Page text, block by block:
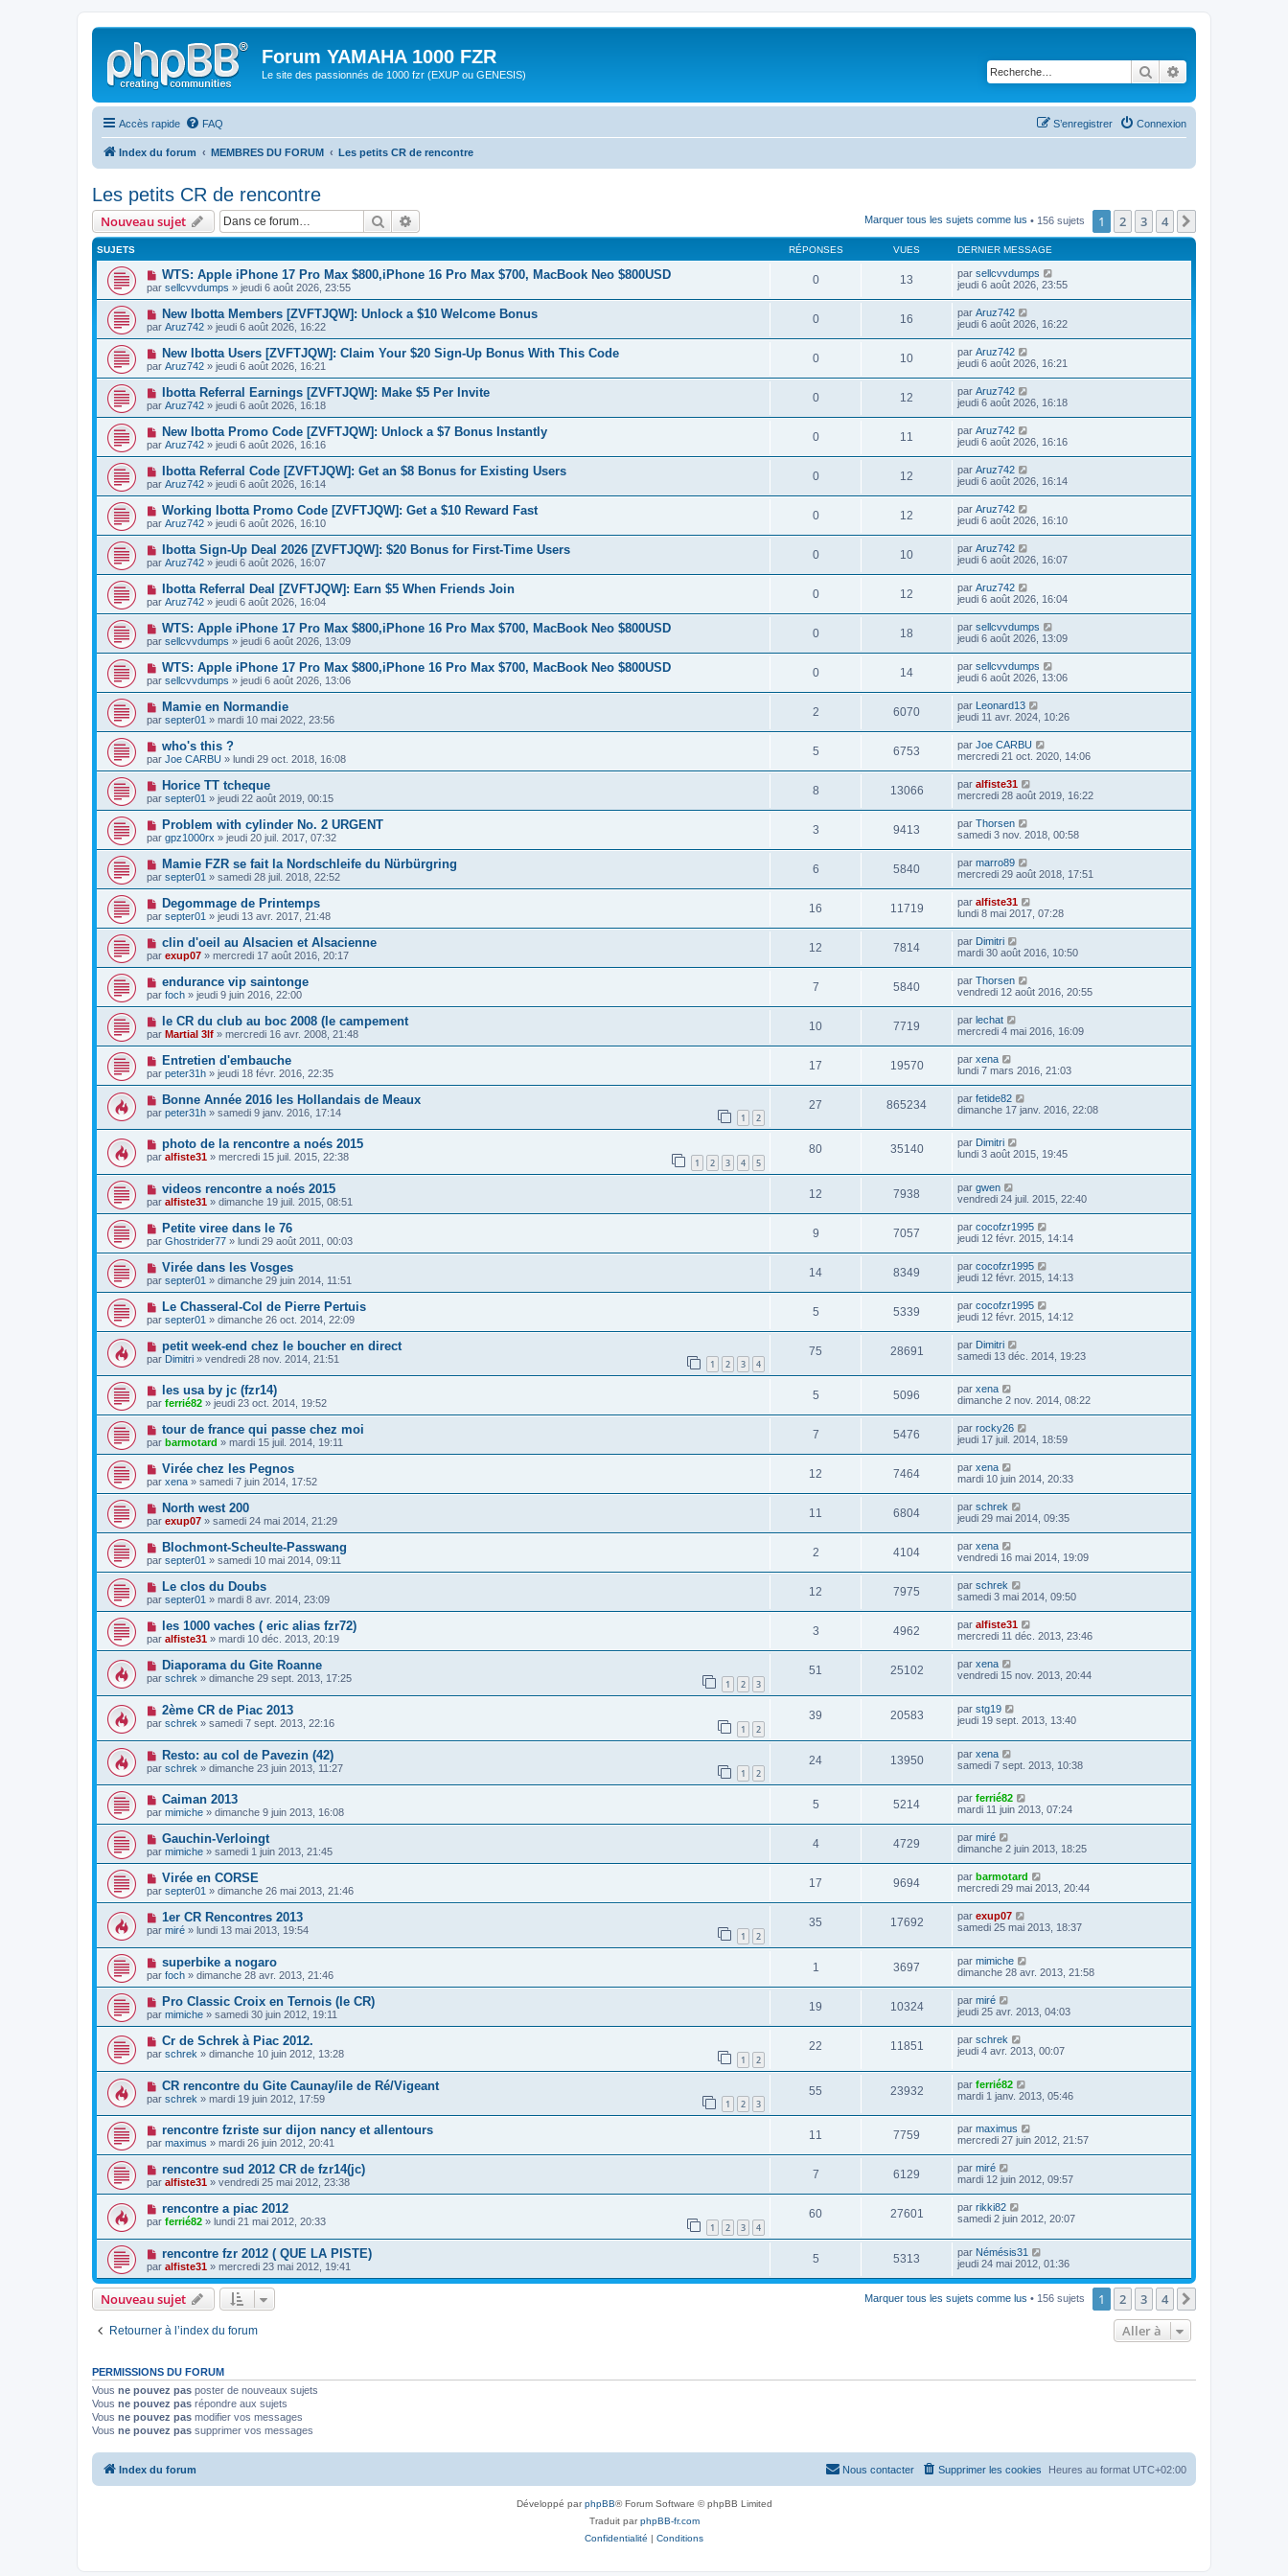
Forum YAMAHA 1000 FZR
Le site des passionnés de 1000 fzr (EXUP ou GENESIS) Rechercher
Accès rapide FAQ Connexion
S’enregistrer
Index du forum MEMBRES DU FORUM Les petits CR de rencontre
Les petits CR de rencontre
Nouveau sujet Rechercher Marquer tous les sujets comme lus • 156 sujets 1 2 3 4
SUJETS RÉPONSES VUES DERNIER MESSAGE
WTS: Apple iPhone 17 Pro Max $800,iPhone 16 Pro Max $700, MacBook Neo $800USD
par sellcvvdumps » jeudi 6 août 2026, 23:55
0 13 par sellcvvdumps
jeudi 6 août 2026, 23:55
New Ibotta Members [ZVFTJQW]: Unlock a $10 Welcome Bonus
par Aruz742 » jeudi 6 août 2026, 16:22
0 16 par Aruz742
jeudi 6 août 2026, 16:22
New Ibotta Users [ZVFTJQW]: Claim Your $20 Sign-Up Bonus With This Code
par Aruz742 » jeudi 6 août 2026, 16:21
0 10 par Aruz742
jeudi 6 août 2026, 16:21
Ibotta Referral Earnings [ZVFTJQW]: Make $5 Per Invite
par Aruz742 » jeudi 6 août 2026, 16:18
0 12 par Aruz742
jeudi 6 août 2026, 16:18
New Ibotta Promo Code [ZVFTJQW]: Unlock a $7 Bonus Instantly
par Aruz742 » jeudi 6 août 2026, 16:16
0 11 par Aruz742
jeudi 6 août 2026, 16:16
Ibotta Referral Code [ZVFTJQW]: Get an $8 Bonus for Existing Users
par Aruz742 » jeudi 6 août 2026, 16:14
0 12 par Aruz742
jeudi 6 août 2026, 16:14
Working Ibotta Promo Code [ZVFTJQW]: Get a $10 Reward Fast
par Aruz742 » jeudi 6 août 2026, 16:10
0 12 par Aruz742
jeudi 6 août 2026, 16:10
Ibotta Sign-Up Deal 2026 [ZVFTJQW]: $20 Bonus for First-Time Users
par Aruz742 » jeudi 6 août 2026, 16:07
0 10 par Aruz742
jeudi 6 août 2026, 16:07
Ibotta Referral Deal [ZVFTJQW]: Earn $5 When Friends Join
par Aruz742 » jeudi 6 août 2026, 16:04
0 12 par Aruz742
jeudi 6 août 2026, 16:04
WTS: Apple iPhone 17 Pro Max $800,iPhone 16 Pro Max $700, MacBook Neo $800USD
par sellcvvdumps » jeudi 6 août 2026, 13:09
0 18 par sellcvvdumps
jeudi 6 août 2026, 13:09
WTS: Apple iPhone 17 Pro Max $800,iPhone 16 Pro Max $700, MacBook Neo $800USD
par sellcvvdumps » jeudi 6 août 2026, 13:06
0 14 par sellcvvdumps
jeudi 6 août 2026, 13:06
Mamie en Normandie
par septer01 » mardi 10 mai 2022, 23:56
2 6070 par Leonard13
jeudi 11 avr. 2024, 10:26
who's this ?
par Joe CARBU » lundi 29 oct. 2018, 16:08
5 6753 par Joe CARBU
mercredi 21 oct. 2020, 14:06
Horice TT tcheque
par septer01 » jeudi 22 août 2019, 00:15
8 13066 par alfiste31
mercredi 28 août 2019, 16:22
Problem with cylinder No. 2 URGENT
par gpz1000rx » jeudi 20 juil. 2017, 07:32
3 9413 par Thorsen
samedi 3 nov. 2018, 00:58
Mamie FZR se fait la Nordschleife du Nürbürgring
par septer01 » samedi 28 juil. 2018, 22:52
6 5840 par marro89
mercredi 29 août 2018, 17:51
Degommage de Printemps
par septer01 » jeudi 13 avr. 2017, 21:48
16 11719 par alfiste31
lundi 8 mai 2017, 07:28
clin d'oeil au Alsacien et Alsacienne
par exup07 » mercredi 17 août 2016, 20:17
12 7814 par Dimitri
mardi 30 août 2016, 10:50
endurance vip saintonge
par foch » jeudi 9 juin 2016, 22:00
7 5840 par Thorsen
vendredi 12 août 2016, 20:55
le CR du club au boc 2008 (le campement
par Martial 3lf » mercredi 16 avr. 2008, 21:48
10 7719 par lechat
mercredi 4 mai 2016, 16:09
Entretien d'embauche
par peter31h » jeudi 18 févr. 2016, 22:35
17 19570 par xena
lundi 7 mars 2016, 21:03
Bonne Année 2016 les Hollandais de Meaux
par peter31h » samedi 9 janv. 2016, 17:14 1 2
27 865234 par fetide82
dimanche 17 janv. 2016, 22:08
photo de la rencontre a noés 2015
par alfiste31 » mercredi 15 juil. 2015, 22:38 1 2 3 4 5
80 35140 par Dimitri
lundi 3 août 2015, 19:45
videos rencontre a noés 2015
par alfiste31 » dimanche 19 juil. 2015, 08:51
12 7938 par gwen
vendredi 24 juil. 2015, 22:40
Petite viree dans le 76
par Ghostrider77 » lundi 29 août 2011, 00:03
9 7057 par cocofzr1995
jeudi 12 févr. 2015, 14:14
Virée dans les Vosges
par septer01 » dimanche 29 juin 2014, 11:51
14 8349 par cocofzr1995
jeudi 12 févr. 2015, 14:13
Le Chasseral-Col de Pierre Pertuis
par septer01 » dimanche 26 oct. 2014, 22:09
5 5339 par cocofzr1995
jeudi 12 févr. 2015, 14:12
petit week-end chez le boucher en direct
par Dimitri » vendredi 28 nov. 2014, 21:51 1 2 3 4
75 28691 par Dimitri
samedi 13 déc. 2014, 19:23
les usa by jc (fzr14)
par ferrié82 » jeudi 23 oct. 2014, 19:52
5 5096 par xena
dimanche 2 nov. 2014, 08:22
tour de france qui passe chez moi
par barmotard » mardi 15 juil. 2014, 19:11
7 5476 par rocky26
jeudi 17 juil. 2014, 18:59
Virée chez les Pegnos
par xena » samedi 7 juin 2014, 17:52
12 7464 par xena
mardi 10 juin 2014, 20:33
North west 200
par exup07 » samedi 24 mai 2014, 21:29
11 6804 par schrek
jeudi 29 mai 2014, 09:35
Blochmont-Scheulte-Passwang
par septer01 » samedi 10 mai 2014, 09:11
2 4104 par xena
vendredi 16 mai 2014, 19:09
Le clos du Doubs
par septer01 » mardi 8 avr. 2014, 23:09
12 7975 par schrek
samedi 3 mai 2014, 09:50
les 1000 vaches ( eric alias fzr72)
par alfiste31 » mardi 10 déc. 2013, 20:19
3 4962 par alfiste31
mercredi 11 déc. 2013, 23:46
Diaporama du Gite Roanne
par schrek » dimanche 29 sept. 2013, 17:25 1 2 3
51 25102 par xena
vendredi 15 nov. 2013, 20:44
2ème CR de Piac 2013
par schrek » samedi 7 sept. 2013, 22:16 1 2
39 20583 par stg19
jeudi 19 sept. 2013, 13:40
Resto: au col de Pavezin (42)
par schrek » dimanche 23 juin 2013, 11:27 1 2
24 13950 par xena
samedi 7 sept. 2013, 10:38
Caiman 2013
par mimiche » dimanche 9 juin 2013, 16:08
5 5214 par ferrié82
mardi 11 juin 2013, 07:24
Gauchin-Verloingt
par mimiche » samedi 1 juin 2013, 21:45
4 4729 par miré
dimanche 2 juin 2013, 18:25
Virée en CORSE
par septer01 » dimanche 26 mai 2013, 21:46
17 9694 par barmotard
mercredi 29 mai 2013, 20:44
1er CR Rencontres 2013
par miré » lundi 13 mai 2013, 19:54 1 2
35 17692 par exup07
samedi 25 mai 2013, 18:37
superbike a nogaro
par foch » dimanche 28 avr. 2013, 21:46
1 3697 par mimiche
dimanche 28 avr. 2013, 21:58
Pro Classic Croix en Ternois (le CR)
par mimiche » samedi 30 juin 2012, 19:11
19 10324 par miré
jeudi 25 avr. 2013, 04:03
Cr de Schrek à Piac 2012.
par schrek » dimanche 10 juin 2012, 13:28 1 2
22 11851 par schrek
jeudi 4 avr. 2013, 00:07
CR rencontre du Gite Caunay/ile de Ré/Vigeant
par schrek » mardi 19 juin 2012, 17:59 1 2 3
55 23932 par ferrié82
mardi 1 janv. 2013, 05:46
rencontre fzriste sur dijon nancy et allentours
par maximus » mardi 26 juin 2012, 20:41
11 7759 par maximus
mercredi 27 juin 2012, 21:57
rencontre sud 2012 CR de fzr14(jc)
par alfiste31 » vendredi 25 mai 2012, 23:38
7 6129 par miré
mardi 12 juin 2012, 09:57
rencontre a piac 2012
par ferrié82 » lundi 21 mai 2012, 20:33 1 2 3 4
60 27601 par rikki82
samedi 2 juin 2012, 20:07
rencontre fzr 2012 ( QUE LA PISTE)
par alfiste31 » mercredi 23 mai 2012, 19:41
5 5313 par Némésis31
jeudi 24 mai 2012, 01:36
Nouveau sujet Marquer tous les sujets comme lus • 156 sujets 1 2 3 4
Retourner à l’index du forum Aller à
PERMISSIONS DU FORUM
Vous ne pouvez pas poster de nouveaux sujets
Vous ne pouvez pas répondre aux sujets
Vous ne pouvez pas modifier vos messages
Vous ne pouvez pas supprimer vos messages
Index du forum Heures au format UTC+02:00
Supprimer les cookies
Nous contacter
Développé parphpBB® Forum Software © phpBB Limited
Traduit parphpBB-fr.com
Confidentialité
Conditions